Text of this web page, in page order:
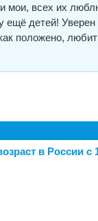
мои, всех их
ещё детей! Уверен
положено,
в России с